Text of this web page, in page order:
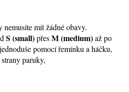
mít žádné obavy.
S (small)přesM (medium)až po
pomocí řemínku a háčku,
paruky,